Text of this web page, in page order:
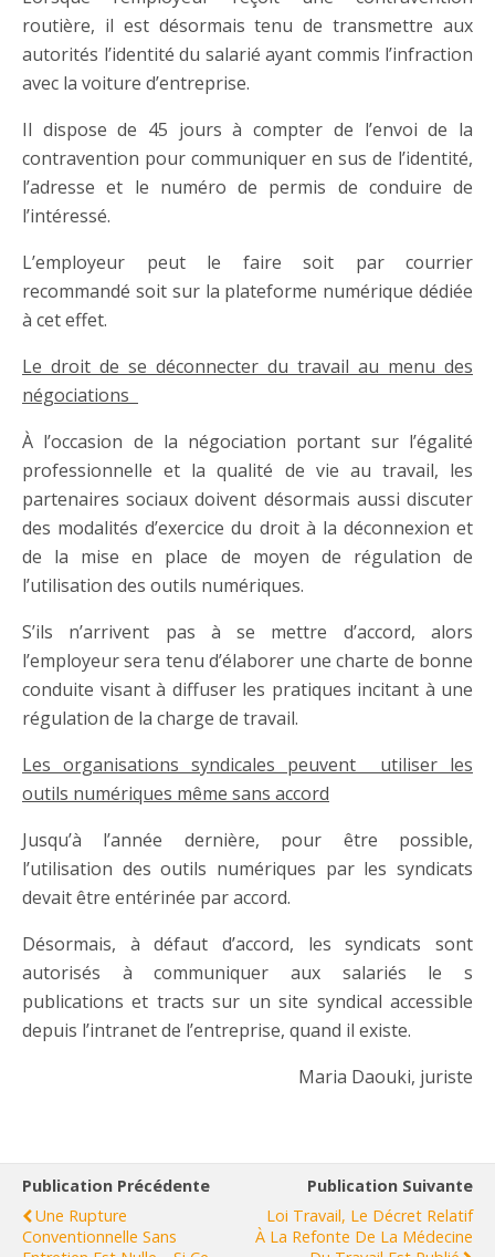
routière, il est désormais tenu de transmettre aux
autorités l’identité du salarié ayant commis l’infraction
avec la voiture d’entreprise.
Il dispose de 45 jours à compter de l’envoi de la
contravention pour communiquer en sus de l’identité,
l’adresse et le numéro de permis de conduire de
l’intéressé.
L’employeur peut le faire soit par courrier
recommandé soit sur la plateforme numérique dédiée
à cet effet.
Le droit de se déconnecter du travail au menu des
négociations
À l’occasion de la négociation portant sur l’égalité
professionnelle et la qualité de vie au travail, les
partenaires sociaux doivent désormais aussi discuter
des modalités d’exercice du droit à la déconnexion et
de la mise en place de moyen de régulation de
l’utilisation des outils numériques.
S’ils n’arrivent pas à se mettre d’accord, alors
l’employeur sera tenu d’élaborer une charte de bonne
conduite visant à diffuser les pratiques incitant à une
régulation de la charge de travail.
Les organisations syndicales peuvent utiliser les
outils numériques même sans accord
Jusqu’à l’année dernière, pour être possible,
l’utilisation des outils numériques par les syndicats
devait être entérinée par accord.
Désormais, à défaut d’accord, les syndicats sont
autorisés à communiquer aux salariés le s
publications et tracts sur un site syndical accessible
depuis l’intranet de l’entreprise, quand il existe.
Maria Daouki, juriste
Publication Précédente
Une Rupture
Conventionnelle Sans
Publication Suivante
Loi Travail, Le Décret Relatif
À La Refonte De La Médecine